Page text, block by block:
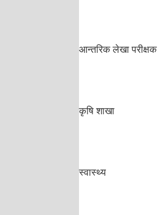
आन्तरिक लेखा परीक्षक
कृषि शाखा
स्वास्थ्य